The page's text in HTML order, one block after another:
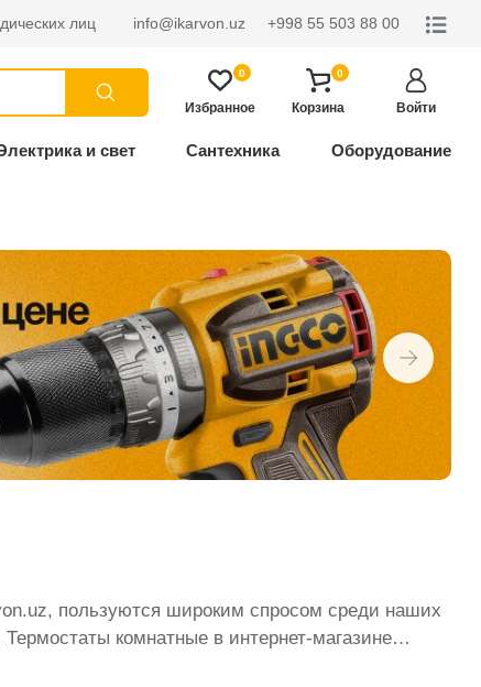
лиц info@ikarvon.uz +998 55 503 88 00
0
Избранное
0
Корзина Войти
и свет Сантехника Оборудование
пользуются широким спросом среди наших
комнатные в интернет-магазине
расширяется. Мы доставляем товар в любом